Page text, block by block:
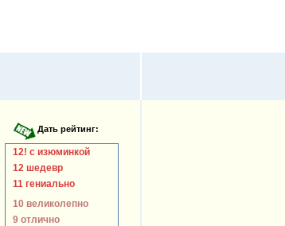
12! с изюминкой
12 шедевр
11 гениально
10 великолепно
9 отлично